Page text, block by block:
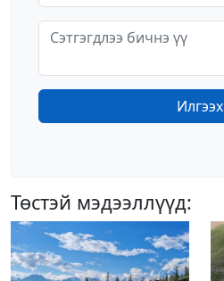
Илгээх
Төстэй мэдээллүүд: